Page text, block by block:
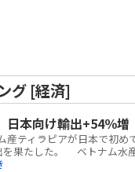
グ [経済]
日本向け輸出+54％
産ティラピアが日本で初め
果たした。 ベトナム水